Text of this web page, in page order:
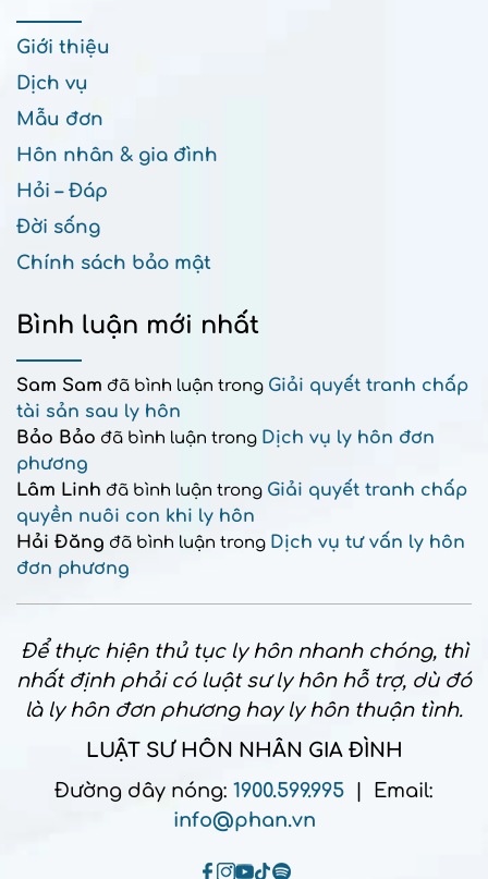
Giới thiệu
Dịch vụ
Mẫu đơn
Hôn nhân & gia đình
Hỏi – Đáp
Đời sống
Chính sách bảo mật
Bình luận mới nhất
Sam Sam đã bình luận trong Giải quyết tranh chấp
tài sản sau ly hôn
Bảo Bảo đã bình luận trong Dịch vụ ly hôn đơn
phương
Lâm Linh đã bình luận trong Giải quyết tranh chấp
quyền nuôi con khi ly hôn
Hải Đăng đã bình luận trong Dịch vụ tư vấn ly hôn
đơn phương
Để thực hiện thủ tục ly hôn nhanh chóng, thì
nhất định phải có luật sư ly hôn hỗ trợ, dù đó
là ly hôn đơn phương hay ly hôn thuận tình.
LUẬT SƯ HÔN NHÂN GIA ĐÌNH
Đường dây nóng: 1900.599.995 | Email:
info@phan.vn